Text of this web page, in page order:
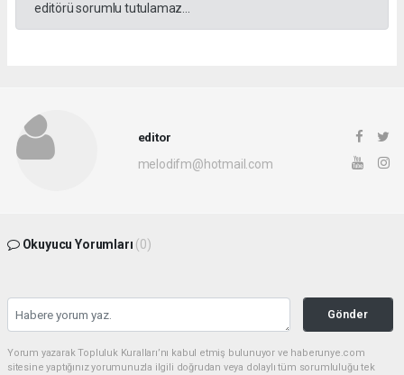
editörü sorumlu tutulamaz...
editor
melodifm@hotmail.com
Okuyucu Yorumları (0)
Gönder
Yorum yazarak Topluluk Kuralları’nı kabul etmiş bulunuyor ve haberunye.com
sitesine yaptığınız yorumunuzla ilgili doğrudan veya dolaylı tüm sorumluluğu tek